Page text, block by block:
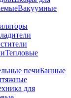
Вакуумные
Тепловые
печиБанные
для